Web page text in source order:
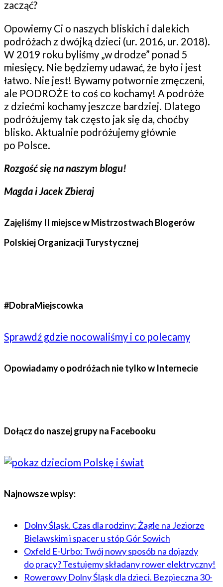
zacząć?
Opowiemy Ci o naszych bliskich i dalekich
podróżach z dwójką dzieci (ur. 2016, ur. 2018).
W 2019 roku byliśmy „w drodze” ponad 5
miesięcy. Nie będziemy udawać, że było i jest
łatwo. Nie jest! Bywamy potwornie zmęczeni,
ale PODROŻE to coś co kochamy! A podróże
z dziećmi kochamy jeszcze bardziej. Dlatego
podróżujemy tak często jak się da, choćby
blisko. Aktualnie podróżujemy głównie
po Polsce.
Rozgość się na naszym blogu!
Magda i Jacek Zbieraj
Zajęliśmy II miejsce w Mistrzostwach Blogerów
Polskiej Organizacji Turystycznej
#DobraMiejscowka
Sprawdź gdzie nocowaliśmy i co polecamy
Opowiadamy o podróżach nie tylko w Internecie
Dołącz do naszej grupy na Facebooku
Najnowsze wpisy:
Dolny Śląsk. Czas dla rodziny: Żagle na Jeziorze
Bielawskim i spacer u stóp Gór Sowich
Oxfeld E-Urbo: Twój nowy sposób na dojazdy
do pracy? Testujemy składany rower elektryczny!
Rowerowy Dolny Śląsk dla dzieci. Bezpieczna 30-